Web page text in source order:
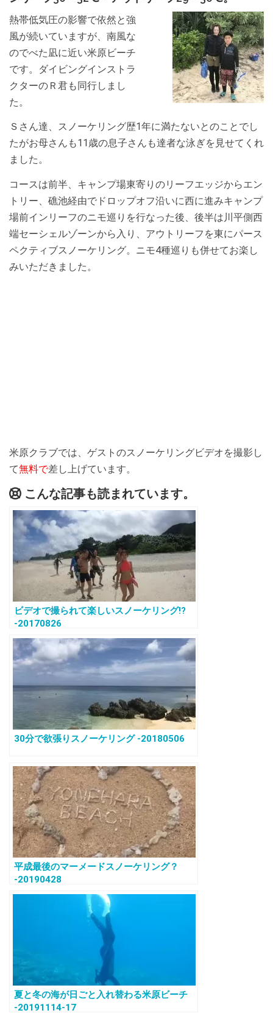
熱帯低気圧の影響で依然と強
風が続いていますが、南風な
のでべた凪に近い米原ビーチ
です。ダイビングインストラ
クターのＲ君も同行しまし
た。
Ｓさん達、スノーケリング歴1年に満たないとのことでし
たがお母さんも11歳の息子さんも達者な泳ぎを見せてくれ
ました。
コースは前半、キャンプ場東寄りのリーフエッジからエン
トリー、礁池経由でドロップオフ沿いに西に進みキャンプ
場前インリーフのニモ巡りを行なった後、後半は川平側西
端セーシェルゾーンから入り、アウトリーフを東にパース
ペクティブスノーケリング。ニモ4種巡りも併せてお楽し
みいただきました。
米原クラブでは、ゲストのスノーケリングビデオを撮影し
て無料で差し上げています。
こんな記事も読まれています。
ビデオで撮られて楽しいスノーケリング!?
-20170826
30分で欲張りスノーケリング -20180506
平成最後のマーメードスノーケリング？
-20190428
夏と冬の海が日ごと入れ替わる米原ビーチ
-20191114-17